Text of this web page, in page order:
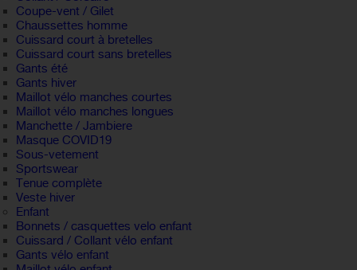
Coupe-vent / Gilet
Chaussettes homme
Cuissard court à bretelles
Cuissard court sans bretelles
Gants été
Gants hiver
Maillot vélo manches courtes
Maillot vélo manches longues
Manchette / Jambiere
Masque COVID19
Sous-vetement
Sportswear
Tenue complète
Veste hiver
Enfant
Bonnets / casquettes velo enfant
Cuissard / Collant vélo enfant
Gants vélo enfant